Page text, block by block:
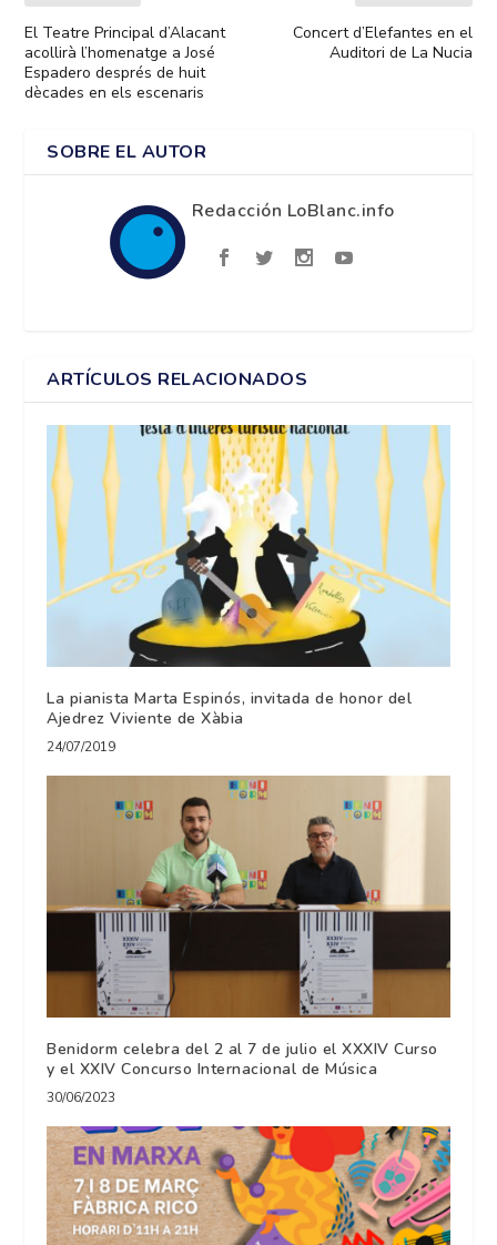
El Teatre Principal d’Alacant
acollirà l’homenatge a José
Espadero després de huit
dècades en els escenaris
Concert d’Elefantes en el
Auditori de La Nucia
SOBRE EL AUTOR
Redacción LoBlanc.info
ARTÍCULOS RELACIONADOS
La pianista Marta Espinós, invitada de honor del
Ajedrez Viviente de Xàbia
24/07/2019
Benidorm celebra del 2 al 7 de julio el XXXIV Curso
y el XXIV Concurso Internacional de Música
30/06/2023